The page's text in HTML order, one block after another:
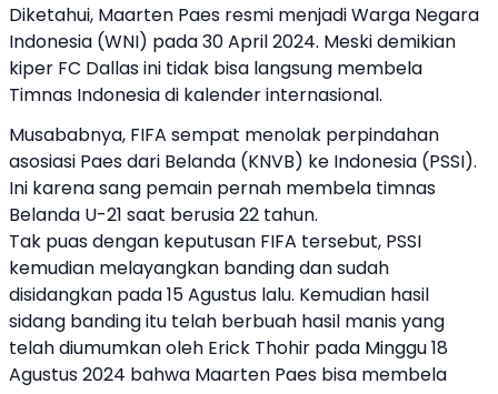
Diketahui, Maarten Paes resmi menjadi Warga Negara
Indonesia (WNI) pada 30 April 2024. Meski demikian
kiper FC Dallas ini tidak bisa langsung membela
Timnas Indonesia di kalender internasional.
Musababnya, FIFA sempat menolak perpindahan
asosiasi Paes dari Belanda (KNVB) ke Indonesia (PSSI).
Ini karena sang pemain pernah membela timnas
Belanda U-21 saat berusia 22 tahun.
Tak puas dengan keputusan FIFA tersebut, PSSI
kemudian melayangkan banding dan sudah
disidangkan pada 15 Agustus lalu. Kemudian hasil
sidang banding itu telah berbuah hasil manis yang
telah diumumkan oleh Erick Thohir pada Minggu 18
Agustus 2024 bahwa Maarten Paes bisa membela